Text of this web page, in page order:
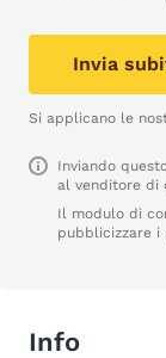
Invia
Si applicano le
Inviando
al venditore di
Il modulo di
pubblicizzare i
Info